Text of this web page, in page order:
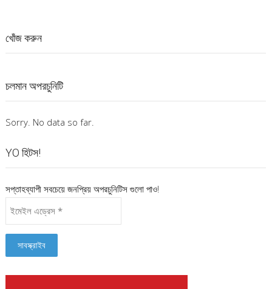
খোঁজ করুন
চলমান অপরচুনিটি
Sorry. No data so far.
YO হিটস!
সপ্তাহব্যাপী সবচেয়ে জনপ্রিয় অপরচুনিটিস গুলো পাও!